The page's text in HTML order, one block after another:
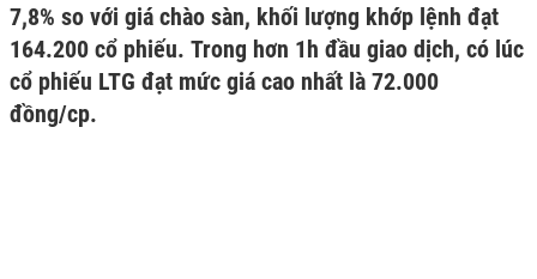
7,8% so với giá chào sàn, khối lượng khớp lệnh đạt
164.200 cổ phiếu. Trong hơn 1h đầu giao dịch, có lúc
cổ phiếu LTG đạt mức giá cao nhất là 72.000
đồng/cp.